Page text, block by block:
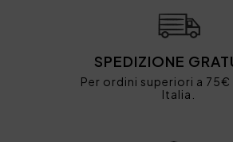
SPEDIZIONE
Per ordini superiori a
Italia.